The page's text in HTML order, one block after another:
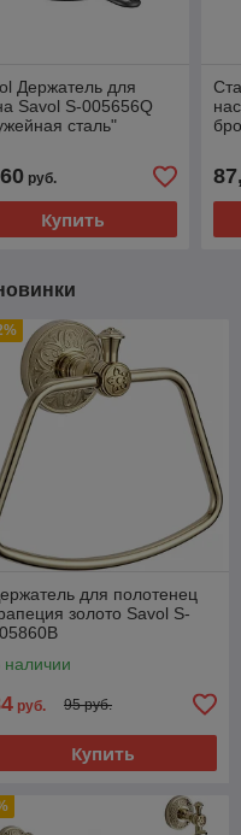
Держатель для
Savol S-005656Q
сталь"
руб.
Купить
для полотенец
золото Savol S-
наличии
руб. 95 руб.
Купить